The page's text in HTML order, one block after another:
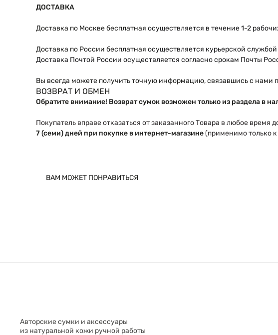
ДОСТАВКА
Доставка по Москве бесплатная осуществляется в течение 1-2
Доставка по России бесплатная осуществляется курьерской
Доставка Почтой России осуществляется согласно срокам Почты
Вы всегда можете получить точную информацию, связавшись с нами
ВОЗВРАТ И ОБМЕН
Обратите внимание! Возврат сумок возможен только из раздела в
Покупатель вправе отказаться от заказанного Товара в любое
7 (семи) дней при покупке в интернет-магазине(применимо только
ВАМ МОЖЕТ ПОНРАВИТЬСЯ
Авторские сумки и аксессуары
из натуральной кожи ручной работы